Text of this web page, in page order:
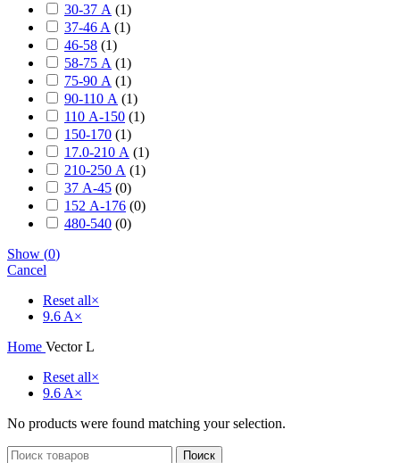
30-37 А (1)
37-46 A (1)
46-58 (1)
58-75 А (1)
75-90 А (1)
90-110 А (1)
110 А-150 (1)
150-170 (1)
17.0-210 А (1)
210-250 А (1)
37 А-45 (0)
152 А-176 (0)
480-540 (0)
Show (0)
Cancel
Reset all×
9.6 A×
Home Vector L
Reset all×
9.6 A×
No products were found matching your selection.
Поиск